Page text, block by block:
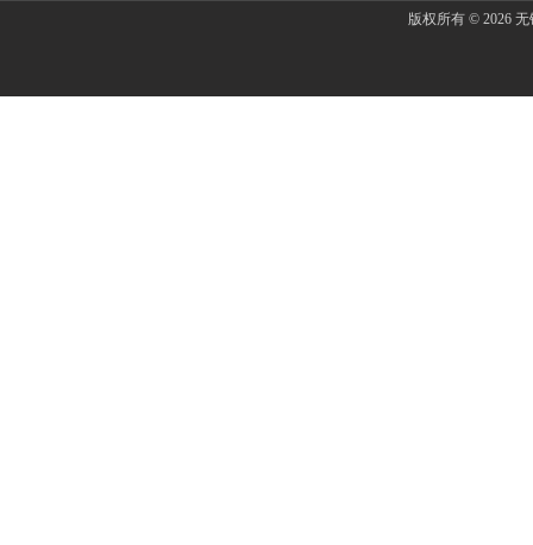
版权所有 © 2026